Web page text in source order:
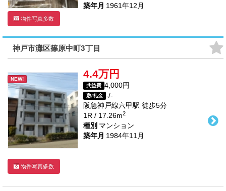
物件写真多数
築年月 1961年12月
神戸市灘区篠原中町3丁目
NEW!
物件写真多数
4.4万円
共益費 4,000円
敷/礼金 -/-
阪急神戸線六甲駅 徒歩5分
1R / 17.26m2
種別 マンション
築年月 1984年11月